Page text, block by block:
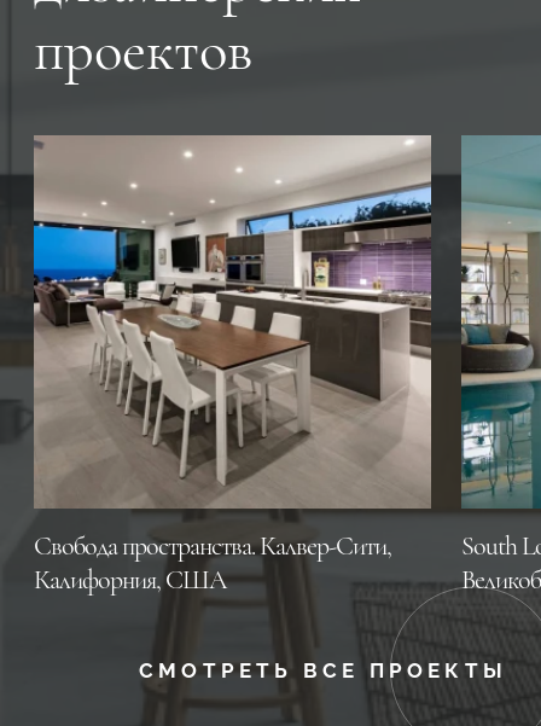
проектов
Свобода пространства. Калвер-Сити,
Калифорния, CША
South
СМОТРЕТЬ ВСЕ ПРОЕКТЫ